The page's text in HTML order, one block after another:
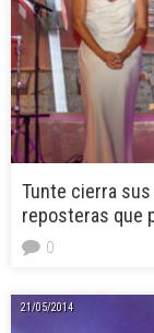
Tunte cierra
reposteras que
0
21/05/2014